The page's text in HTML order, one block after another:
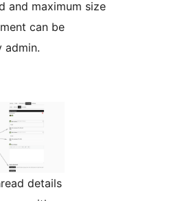
and maximum size
can be
admin.
details